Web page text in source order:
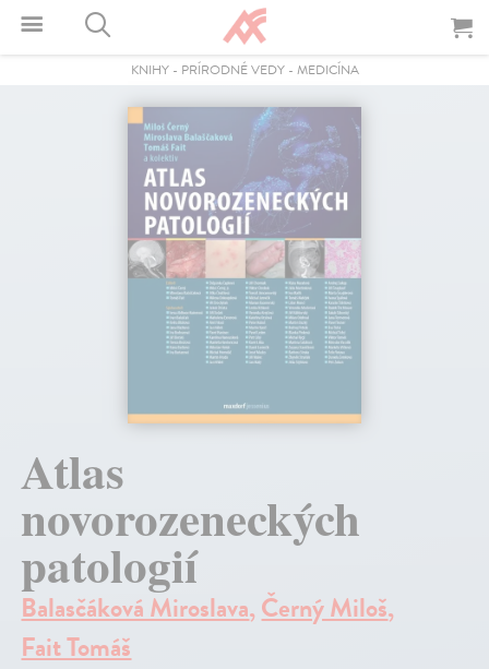
KNIHY- PRÍRODNÉ VEDY- MEDICÍNA
Atlas
novorozeneckých
patologií
Balasčáková Miroslava,Černý Miloš,
Fait Tomáš